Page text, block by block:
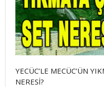
YECÜC’LE MECÜC’ÜN
NERESİ?